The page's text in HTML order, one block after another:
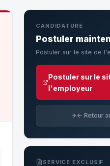
CANDIDATURE
Postuler
Postuler sur le site de
Postuler sur le
l'employeur
← Retour
SERVICE EXCLUSIF